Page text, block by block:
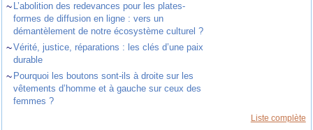
~ L’abolition des redevances pour les plates-
formes de diffusion en ligne : vers un
démantèlement de notre écosystème culturel ?
~Vérité, justice, réparations : les clés d’une paix
durable
~ Pourquoi les boutons sont-ils à droite sur les
vêtements d’homme et à gauche sur ceux des
femmes ?
Liste complète